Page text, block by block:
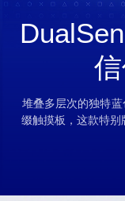
堆叠多层次的独特
缀触摸板，这款特别